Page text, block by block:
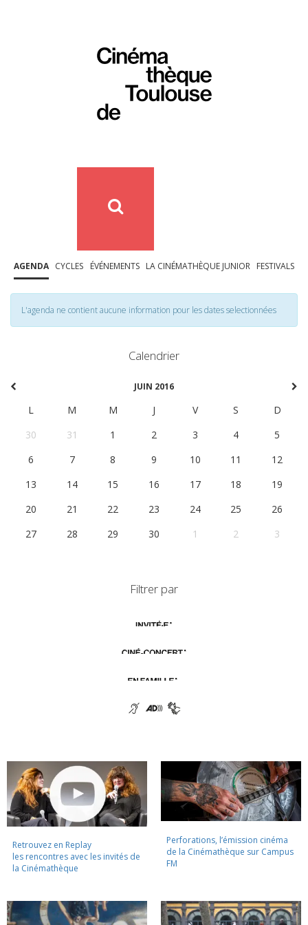
AGENDA CYCLES ÉVÉNEMENTS LA CINÉMATHÈQUE JUNIOR FESTIVALS
L'agenda ne contient aucune information pour les dates selectionnées
Calendrier
JUIN 2016
L M M J V S
D
30
31 1 2 3 4
5
6
7 8 9 10 11
12
13
14 15 16 17 18
19
20
21 22 23 24 25
26
27
28 29 30 1 2 3
Filtrer par
Retrouvez en Replay
les rencontres avec les invités de
la Cinémathèque
Perforations, l’émission cinéma
de la Cinémathèque sur Campus
FM